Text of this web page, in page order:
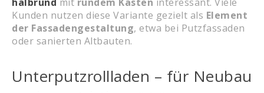
Kunden nutzen diese Variante gezielt als Element
der Fassadengestaltung, etwa bei Putzfassaden
oder sanierten Altbauten.
Unterputzrollladen – für Neubau